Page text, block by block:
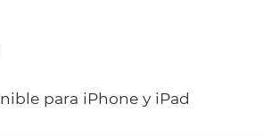
para iPhone y iPad